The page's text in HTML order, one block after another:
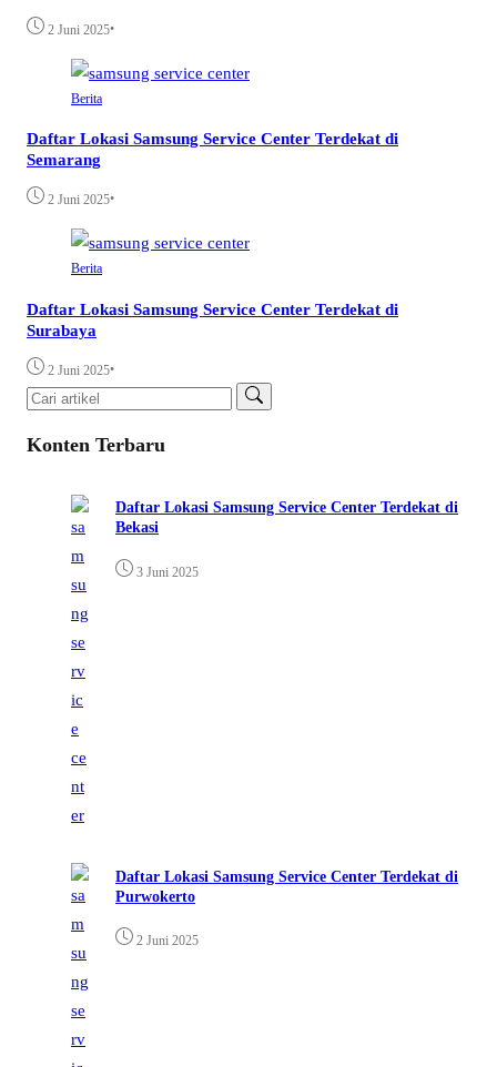
2 Juni 2025•
Berita
Daftar Lokasi Samsung Service Center Terdekat di
Semarang
2 Juni 2025•
Berita
Daftar Lokasi Samsung Service Center Terdekat di
Surabaya
2 Juni 2025•
Konten Terbaru
Daftar Lokasi Samsung Service Center Terdekat di
Bekasi
3 Juni 2025
Daftar Lokasi Samsung Service Center Terdekat di
Purwokerto
2 Juni 2025